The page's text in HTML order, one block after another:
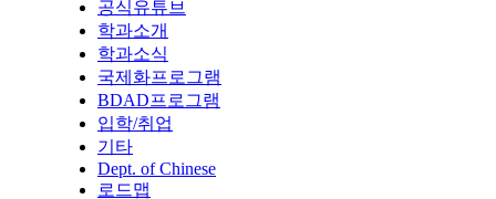
공식유튜브
학과소개
학과소식
국제화프로그램
BDAD프로그램
입학/취업
기타
Dept. of Chinese
로드맵